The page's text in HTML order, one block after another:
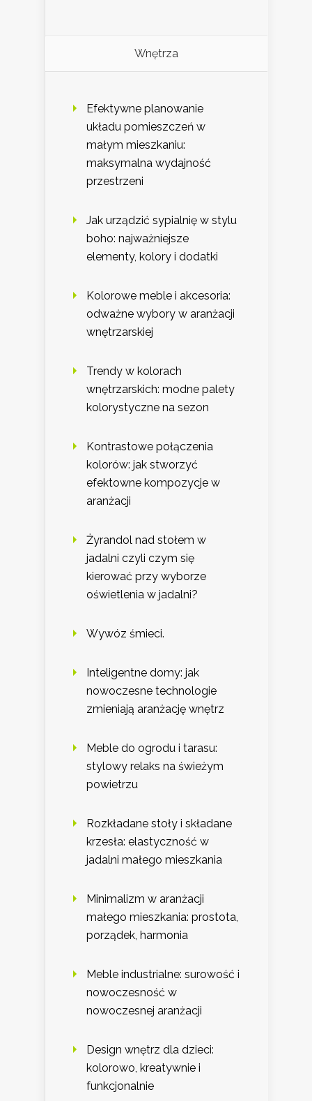
Wnętrza
Efektywne planowanie
układu pomieszczeń w
małym mieszkaniu:
maksymalna wydajność
przestrzeni
Jak urządzić sypialnię w stylu
boho: najważniejsze
elementy, kolory i dodatki
Kolorowe meble i akcesoria:
odważne wybory w aranżacji
wnętrzarskiej
Trendy w kolorach
wnętrzarskich: modne palety
kolorystyczne na sezon
Kontrastowe połączenia
kolorów: jak stworzyć
efektowne kompozycje w
aranżacji
Żyrandol nad stołem w
jadalni czyli czym się
kierować przy wyborze
oświetlenia w jadalni?
Wywóz śmieci.
Inteligentne domy: jak
nowoczesne technologie
zmieniają aranżację wnętrz
Meble do ogrodu i tarasu:
stylowy relaks na świeżym
powietrzu
Rozkładane stoły i składane
krzesła: elastyczność w
jadalni małego mieszkania
Minimalizm w aranżacji
małego mieszkania: prostota,
porządek, harmonia
Meble industrialne: surowość i
nowoczesność w
nowoczesnej aranżacji
Design wnętrz dla dzieci:
kolorowo, kreatywnie i
funkcjonalnie